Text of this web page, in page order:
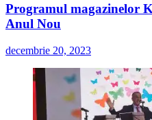
Programul magazinelor
Anul Nou
decembrie 20, 2023